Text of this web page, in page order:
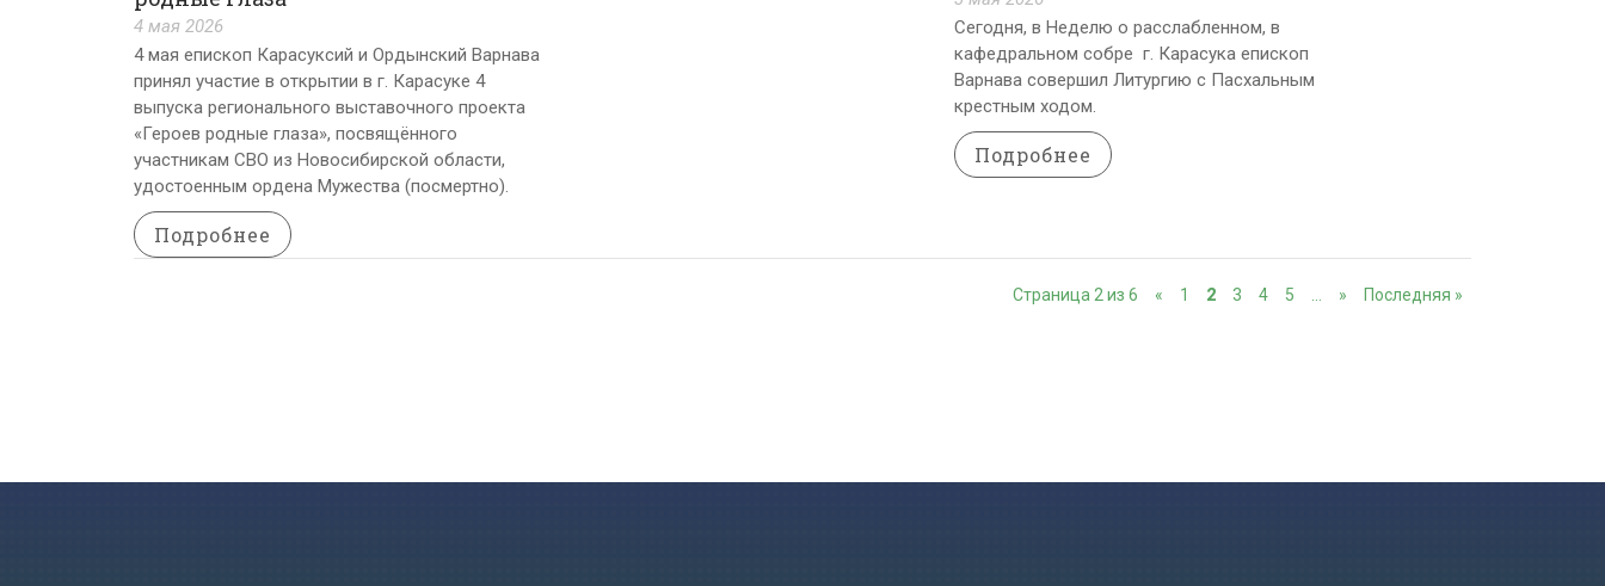
4 мая 2026
4 мая епископ Карасуксий и Ордынский Варнава
принял участие в открытии в г. Карасуке 4
выпуска регионального выставочного проекта
«Героев родные глаза», посвящённого
участникам СВО из Новосибирской области,
удостоенным ордена Мужества (посмертно).
Подробнее
Сегодня, в Неделю о расслабленном, в
кафедральном собре г. Карасука епископ
Варнава совершил Литургию с Пасхальным
крестным ходом.
Подробнее
Страница 2 из 6 « 1 2 3 4 5 » Последняя »